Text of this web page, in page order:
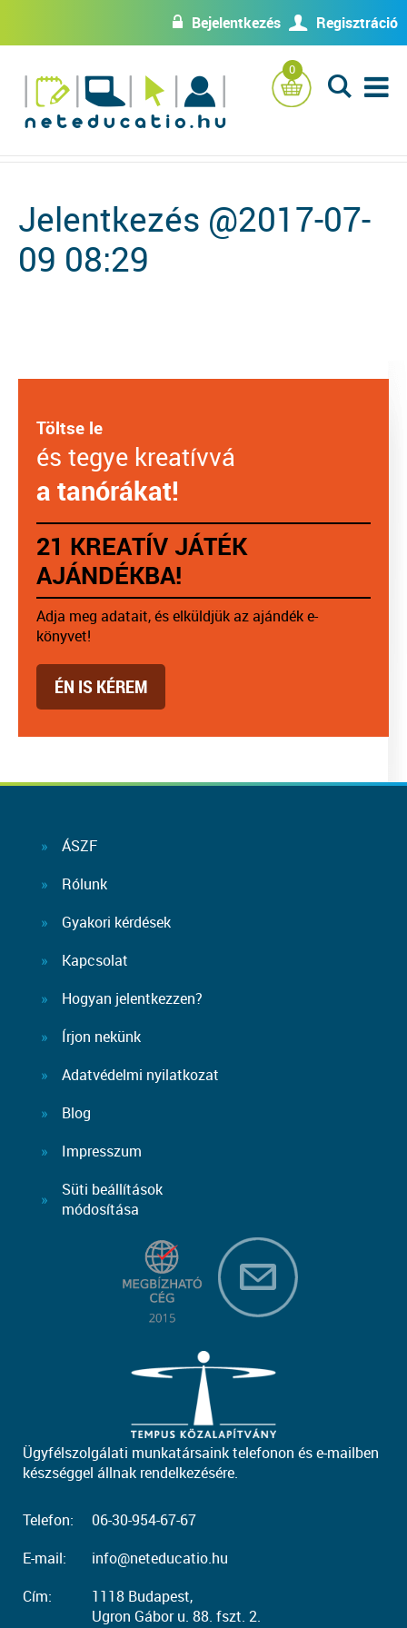
w Bejelentkezés U Regisztráció
0
L
Jelentkezés @2017-07-
09 08:29
Töltse le
és tegye kreatívvá
a tanórákat!
21 KREATÍV JÁTÉK
AJÁNDÉKBA!
Adja meg adatait, és elküldjük az ajándék e-
könyvet!
ÉN IS KÉREM
ÁSZF
Rólunk
Gyakori kérdések
Kapcsolat
Hogyan jelentkezzen?
Írjon nekünk
Adatvédelmi nyilatkozat
Blog
Impresszum
Süti beállítások
módosítása
Ügyfélszolgálati munkatársaink telefonon és e-mailben
készséggel állnak rendelkezésére.
Telefon:
06-30-954-67-67
E-mail:
info@neteducatio.hu
Cím:
1118 Budapest,
Ugron Gábor u. 88. fszt. 2.